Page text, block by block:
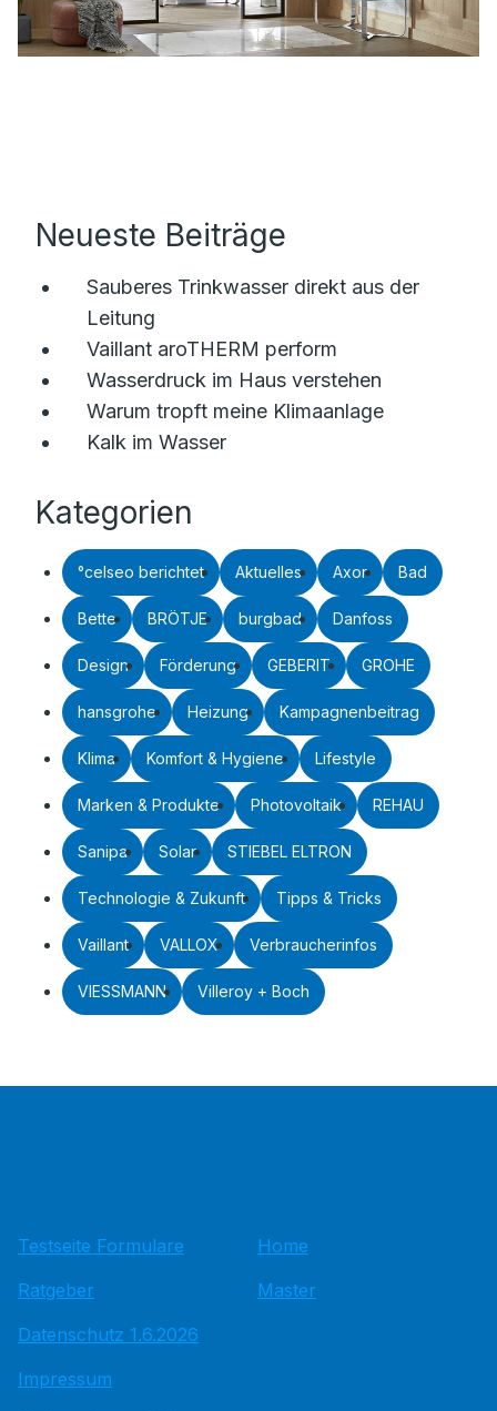
Neueste Beiträge
Sauberes Trinkwasser direkt aus der
Leitung
Vaillant aroTHERM perform
Wasserdruck im Haus verstehen
Warum tropft meine Klimaanlage
Kalk im Wasser
Kategorien
°celseo berichtet Aktuelles Axor Bad
Bette BRÖTJE burgbad Danfoss
Design Förderung GEBERIT GROHE
hansgrohe Heizung Kampagnenbeitrag
Klima Komfort & Hygiene Lifestyle
Marken & Produkte Photovoltaik REHAU
Sanipa Solar STIEBEL ELTRON
Technologie & Zukunft Tipps & Tricks
Vaillant VALLOX Verbraucherinfos
VIESSMANN Villeroy + Boch
Testseite Formulare
Ratgeber
Datenschutz 1.6.2026
Impressum
Home
Master